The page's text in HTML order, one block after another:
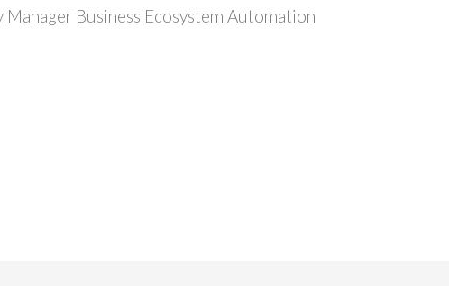
Manager Business Ecosystem Automation